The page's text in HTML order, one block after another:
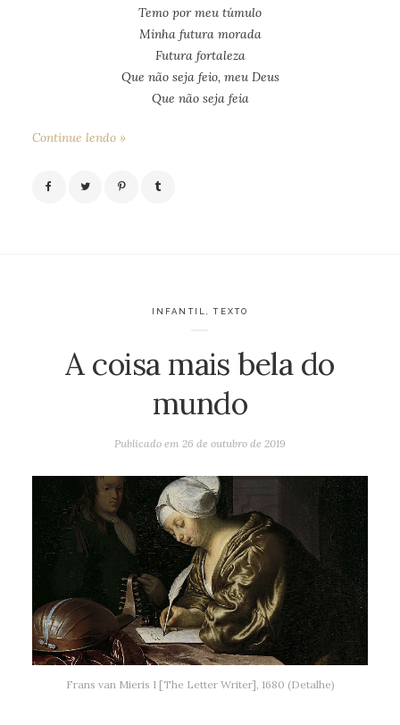
Temo por meu túmulo
Minha futura morada
Futura fortaleza
Que não seja feio, meu Deus
Que não seja feia
Continue lendo »
INFANTIL ,TEXTO
A coisa mais bela do
mundo
Publicado em 26 de outubro de 2019
Frans van Mieris I [The Letter Writer], 1680 (Detalhe)